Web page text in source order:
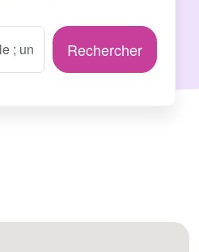
Rechercher